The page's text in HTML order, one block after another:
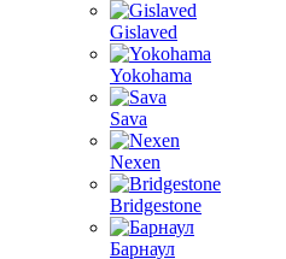
Gislaved
Yokohama
Sava
Nexen
Bridgestone
Барнаул